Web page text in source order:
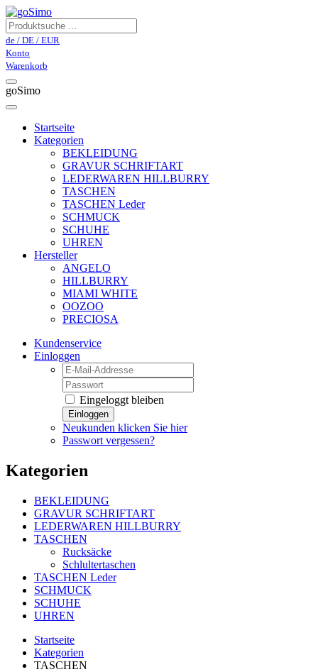
de / DE / EUR
Konto
Warenkorb
goSimo
Startseite
Kategorien
BEKLEIDUNG
GRAVUR SCHRIFTART
LEDERWAREN HILLBURRY
TASCHEN
TASCHEN Leder
SCHMUCK
SCHUHE
UHREN
Hersteller
ANGELO
HILLBURRY
MIAMI WHITE
OOZOO
PRECIOSA
Kundenservice
Einloggen
Eingeloggt bleiben
Einloggen
Neukunden klicken Sie hier
Passwort vergessen?
Kategorien
BEKLEIDUNG
GRAVUR SCHRIFTART
LEDERWAREN HILLBURRY
TASCHEN
Rucksäcke
Schlultertaschen
TASCHEN Leder
SCHMUCK
SCHUHE
UHREN
Startseite
Kategorien
TASCHEN